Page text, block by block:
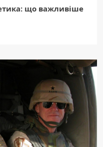
що важливіше